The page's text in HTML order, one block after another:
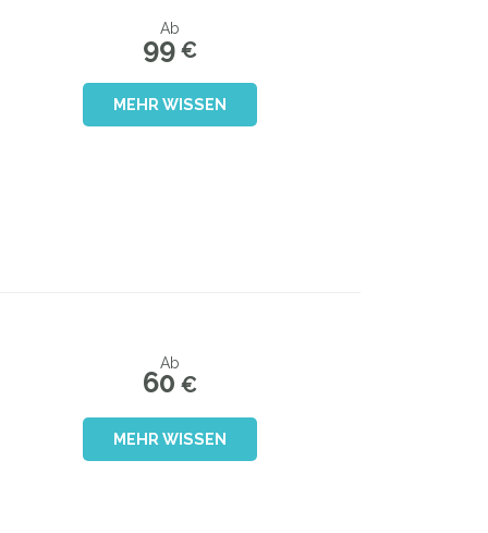
Ab
99 €
MEHR WISSEN
Ab
60 €
MEHR WISSEN